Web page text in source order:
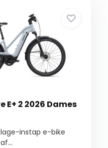
E+ 2 2026 Dames
instap e-bike